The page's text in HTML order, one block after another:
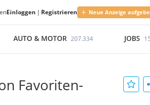
Einloggen | Registrieren Neue Anzeige
AUTO & MOTOR 207.334 JOBS
Favoriten-